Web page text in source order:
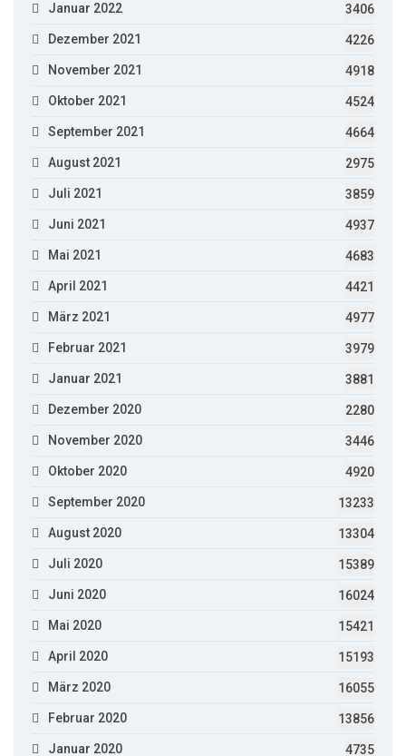
Januar 2022 3406
Dezember 2021 4226
November 2021 4918
Oktober 2021 4524
September 2021 4664
August 2021 2975
Juli 2021 3859
Juni 2021 4937
Mai 2021 4683
April 2021 4421
März 2021 4977
Februar 2021 3979
Januar 2021 3881
Dezember 2020 2280
November 2020 3446
Oktober 2020 4920
September 2020 13233
August 2020 13304
Juli 2020 15389
Juni 2020 16024
Mai 2020 15421
April 2020 15193
März 2020 16055
Februar 2020 13856
Januar 2020 4735